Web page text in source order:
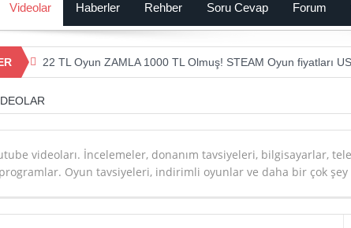
Videolar Haberler Rehber Soru Cevap Forum
22 TL Oyun ZAMLA 1000 TL Olmuş! STEAM Oyun fiyatları
23 Yıllık Gizemli Windows İşletim Sistemi: Longhorn ‘a
Yeni İşletim Sistemi Geliyor! Xiaomi 14 MIUI Yerine HyperOS
En Güçlü İşlemciye Hava Soğutma Takarsak Ne Olur?
videoları. İncelemeler, donanım tavsiyeleri, bilgisayarlar,
Oyun tavsiyeleri, indirimli oyunlar ve daha bir çok